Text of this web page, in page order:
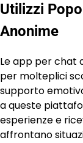
Utilizzi
Anonime
Le app per chat
per molteplici
supporto
a queste
esperienze e
affrontano